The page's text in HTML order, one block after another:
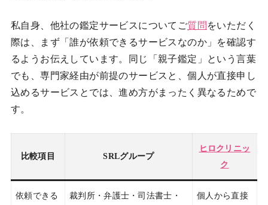
私自身、他社の鑑定サービスについてご質問 をいただく
際は、まず「誰が依頼できるサービスなのか」を確認す
るようお伝えしています。同じ「親子鑑定」という言葉
でも、専門家経由が前提のサービスと、個人が直接申し
込めるサービスとでは、進め方がまったく異なるためで
す。
比較項目 SRLグループ
ヒロクリニッ
ク
依頼できる
裁判所・弁護士・司法書士・
個人から直接